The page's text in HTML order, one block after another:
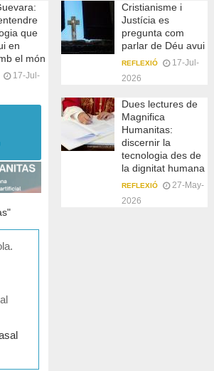
que
en
el món
17-Jul-
Cristianisme i
Justícia es
pregunta com
parlar de Déu avui
REFLEXIÓ
17-Jul-
2026
Dues lectures de
Magnifica
Humanitas:
discernir la
tecnologia des de
la dignitat humana
REFLEXIÓ
27-May-
2026